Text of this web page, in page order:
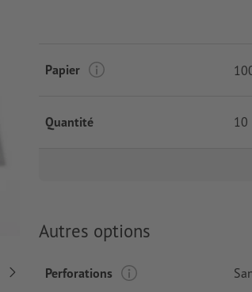
Papier
Quantité 10
Autres options
Perforations